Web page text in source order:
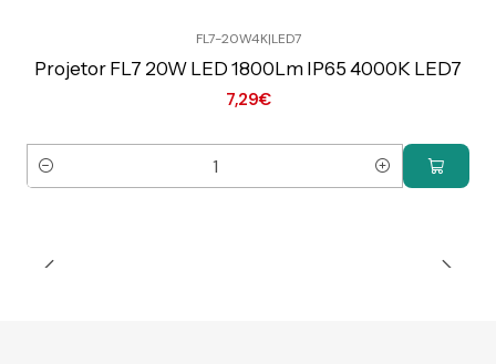
FL7-20W4K|LED7
Projetor FL7 20W LED 1800Lm IP65 4000K LED7
7,29€
Quantidade